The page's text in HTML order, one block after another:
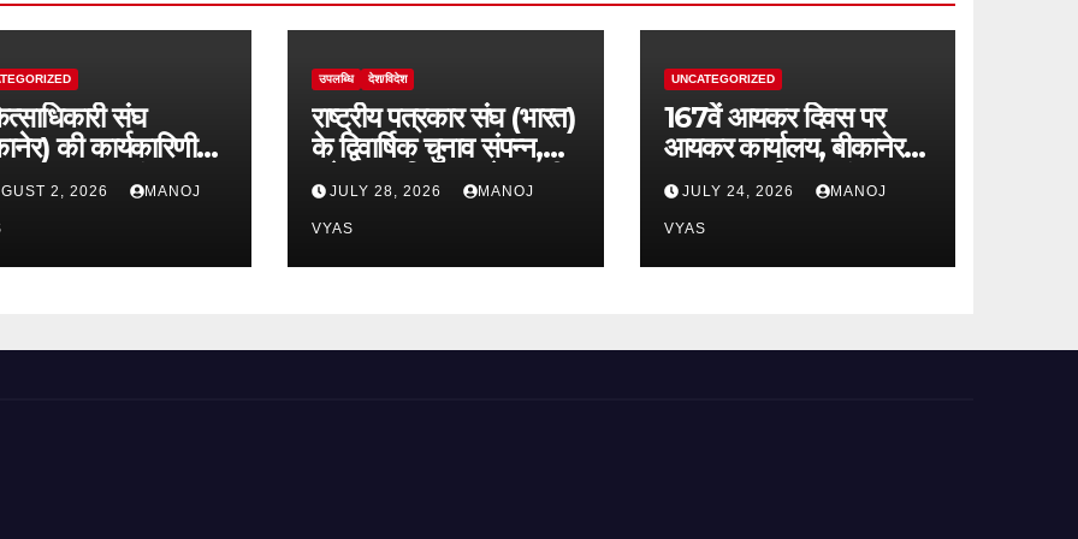
संघ
की कार्यकारिणी
गठन, डॉ. हंसराज
अध्यक्ष व डॉ सुधांशु
बने महासचिव
2, 2026 MANOJ
उपलब्धि देश/विदेश
राष्ट्रीय पत्रकार संघ (भारत)
के द्विवार्षिक चुनाव संपन्न,
राकेश थपलियाल बने राष्ट्रीय
अध्यक्ष
JULY 28, 2026 MANOJ
VYAS
UNCATEGORIZED
167वें आयकर दिवस पर
आयकर कार्यालय, बीकानेर में
स्वास्थ्य, पर्यावरण एवं
जनकल्याणकारी कार्यक्रमों
का आयोजन
JULY 24, 2026 MANOJ
VYAS